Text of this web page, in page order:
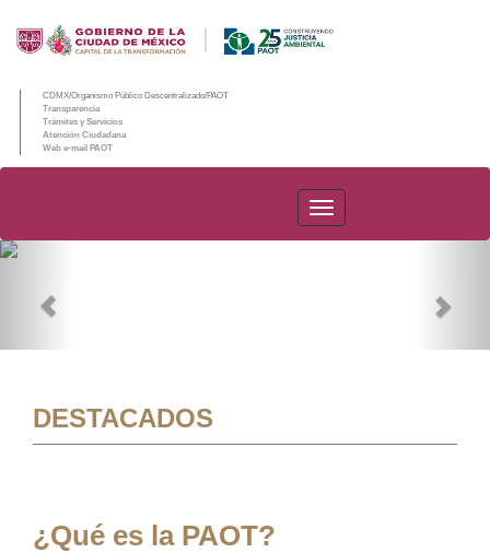
CDMX/Organismo Público Descentralizado/PAOT
Transparencia
Trámites y Servicios
Atención Ciudadana
Web e-mail PAOT
PAOT
DESTACADOS
¿Qué es la PAOT?